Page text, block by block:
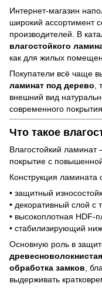
Интернет-магазин
широкий ассортимент
производителей. В
влагостойкого
как для жилых
Покупатели всё чаще
ламинат под дерево
внешний вид
современного покрытия.
Что такое
Влагостойкий
покрытие с
Конструкция ламината
• защитный
• декоративный слой с
• высокоплотная HDF-
• стабилизирующий
Основную роль в
обработка замков,
выдерживать